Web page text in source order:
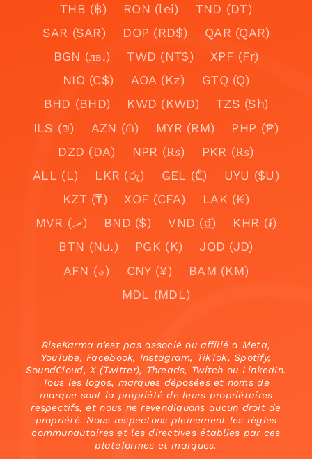
THB (฿)
RON (lei)
TND (DT)
SAR (SAR)
DOP (RD$)
QAR (QAR)
BGN (лв.)
TWD (NT$)
XPF (Fr)
NIO (C$)
AOA (Kz)
GTQ (Q)
BHD (BHD)
KWD (KWD)
TZS (Sh)
ILS (₪)
AZN (₼) MYR (RM)
PHP (₱)
DZD (DA)
NPR (₨)
PKR (₨)
ALL (L)
LKR (රු) GEL (₾)
UYU ($U)
KZT (₸)
XOF (CFA)
LAK (₭)
MVR (.ރ)
BND ($) VND (₫)
KHR (៛)
BTN (Nu.)
PGK (K)
JOD (JD)
AFN (؋)
CNY (¥)
BAM (KM)
MDL (MDL)
RiseKarma n’est pas associé ou affilié à Meta,
YouTube, Facebook, Instagram, TikTok, Spotify,
SoundCloud, X (Twitter), Threads, Twitch ou LinkedIn.
Tous les logos, marques déposées et noms de
marque sont la propriété de leurs propriétaires
respectifs, et nous ne revendiquons aucun droit de
propriété. Nous respectons pleinement les règles
communautaires et les directives établies par ces
plateformes et marques.